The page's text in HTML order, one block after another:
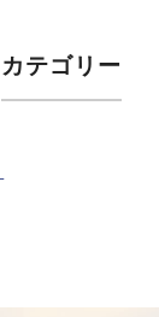
カテゴリー